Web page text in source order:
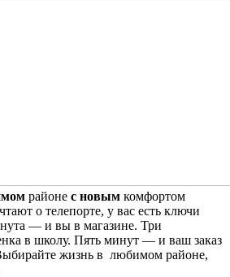
районе с новым комфортом
о телепорте, у вас есть ключи
— и вы в магазине. Три
в школу. Пять минут — и ваш заказ
жизнь в любимом районе,